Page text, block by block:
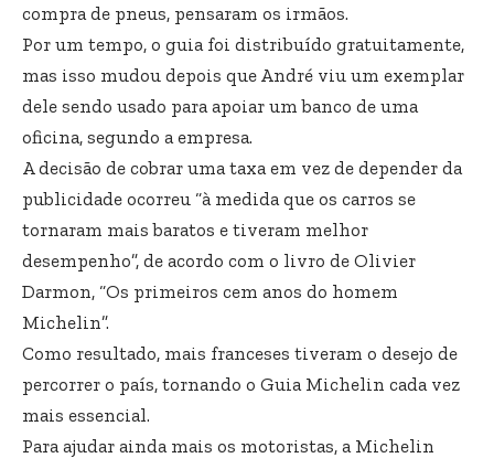
compra de pneus, pensaram os irmãos.
Por um tempo, o guia foi distribuído gratuitamente,
mas isso mudou depois que André viu um exemplar
dele sendo usado para apoiar um banco de uma
oficina, segundo a empresa.
A decisão de cobrar uma taxa em vez de depender da
publicidade ocorreu “à medida que os carros se
tornaram mais baratos e tiveram melhor
desempenho”, de acordo com o livro de Olivier
Darmon, “Os primeiros cem anos do homem
Michelin”.
Como resultado, mais franceses tiveram o desejo de
percorrer o país, tornando o Guia Michelin cada vez
mais essencial.
Para ajudar ainda mais os motoristas, a Michelin